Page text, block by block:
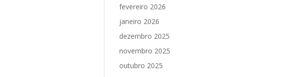
fevereiro 2026
janeiro 2026
dezembro 2025
novembro 2025
outubro 2025